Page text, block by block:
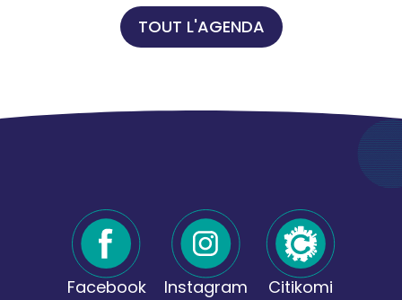
TOUT L'AGENDA
Facebook Instagram Citikomi